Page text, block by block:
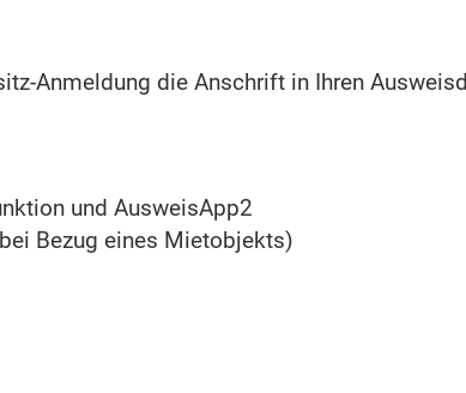
Anmeldung die Anschrift in Ihren
und AusweisApp2
Bezug eines Mietobjekts)